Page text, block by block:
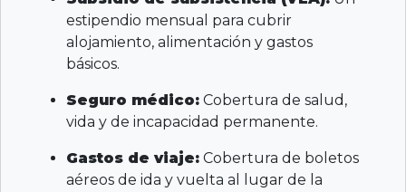
estipendio mensual para cubrir
alojamiento, alimentación y gastos
básicos.
Seguro médico: Cobertura de salud,
vida y de incapacidad permanente.
Gastos de viaje: Cobertura de boletos
aéreos de ida y vuelta al lugar de la